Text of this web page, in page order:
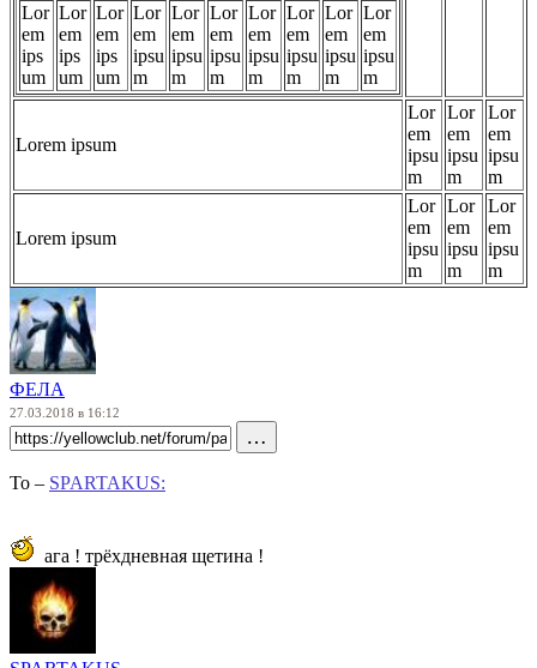
Lor
em
ips
um
Lor
em
ips
um
Lor
em
ips
um
Lor
em
ipsu
m
Lor
em
ipsu
m
Lor
em
ipsu
m
Lor
em
ipsu
m
Lor
em
ipsu
m
Lor
em
ipsu
m
Lor
em
ipsu
m
Lorem ipsum
Lor
em
ipsu
m
Lor
em
ipsu
m
Lor
em
ipsu
m
Lorem ipsum
Lor
em
ipsu
m
Lor
em
ipsu
m
Lor
em
ipsu
m
ФЕЛА
27.03.2018 в 16:12
…
To – SPARTAKUS:
ага ! трёхдневная щетина !